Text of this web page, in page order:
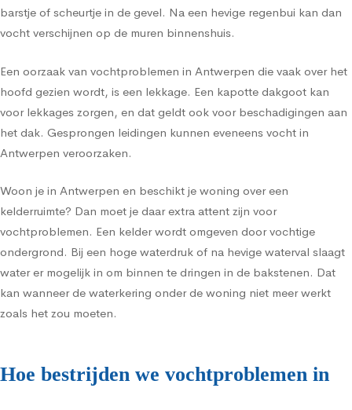
barstje of scheurtje in de gevel. Na een hevige regenbui kan dan
vocht verschijnen op de muren binnenshuis.
Een oorzaak van vochtproblemen in Antwerpen die vaak over het
hoofd gezien wordt, is een lekkage. Een kapotte dakgoot kan
voor lekkages zorgen, en dat geldt ook voor beschadigingen aan
het dak. Gesprongen leidingen kunnen eveneens vocht in
Antwerpen veroorzaken.
Woon je in Antwerpen en beschikt je woning over een
kelderruimte? Dan moet je daar extra attent zijn voor
vochtproblemen. Een kelder wordt omgeven door vochtige
ondergrond. Bij een hoge waterdruk of na hevige waterval slaagt
water er mogelijk in om binnen te dringen in de bakstenen. Dat
kan wanneer de waterkering onder de woning niet meer werkt
zoals het zou moeten.
Hoe bestrijden we vochtproblemen in